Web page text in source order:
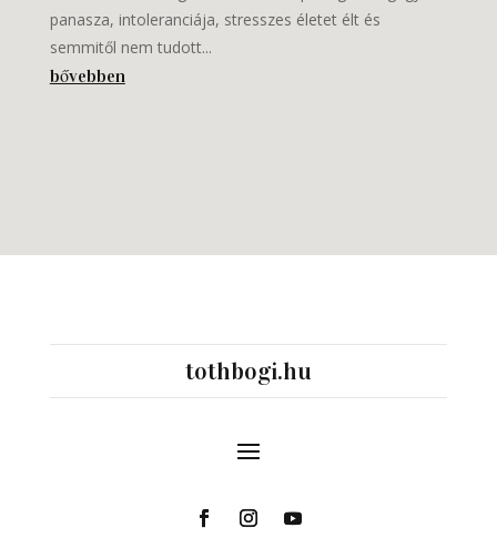
panasza, intoleranciája, stresszes életet élt és
semmitől nem tudott...
bővebben
tothbogi.hu